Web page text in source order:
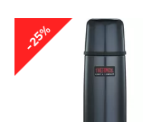
-25%